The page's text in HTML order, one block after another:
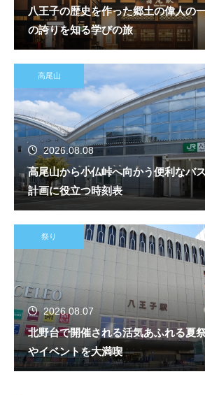
八王子の歴史を作った郷土の偉人の
の誇りを知る学びの旅
高尾山
2026.08.08
高尾山から小仏峠へ向かう便利なバ
計画に役立つ時刻表
祭り
2026.08.07
北野台で開催される活気あふれる夏
やイベントを大満喫